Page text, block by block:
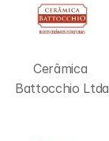
Cerâmica
Battocchio Ltda